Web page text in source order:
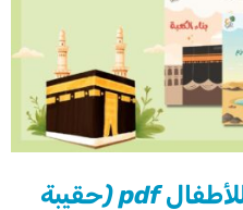
حقيبة قصص الحج للأطفال pdf (حقيبة